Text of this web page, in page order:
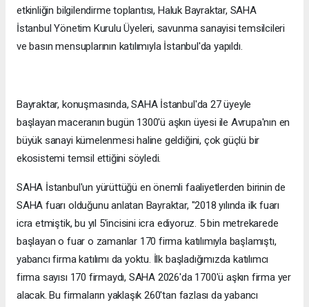
etkinliğin bilgilendirme toplantısı, Haluk Bayraktar, SAHA
İstanbul Yönetim Kurulu Üyeleri, savunma sanayisi temsilcileri
ve basın mensuplarının katılımıyla İstanbul'da yapıldı.
Bayraktar, konuşmasında, SAHA İstanbul'da 27 üyeyle
başlayan maceranın bugün 1300'ü aşkın üyesi ile Avrupa'nın en
büyük sanayi kümelenmesi haline geldiğini, çok güçlü bir
ekosistemi temsil ettiğini söyledi.
SAHA İstanbul'un yürüttüğü en önemli faaliyetlerden birinin de
SAHA fuarı olduğunu anlatan Bayraktar, "2018 yılında ilk fuarı
icra etmiştik, bu yıl 5'incisini icra ediyoruz. 5 bin metrekarede
başlayan o fuar o zamanlar 170 firma katılımıyla başlamıştı,
yabancı firma katılımı da yoktu. İlk başladığımızda katılımcı
firma sayısı 170 firmaydı, SAHA 2026'da 1700'ü aşkın firma yer
alacak. Bu firmaların yaklaşık 260'tan fazlası da yabancı